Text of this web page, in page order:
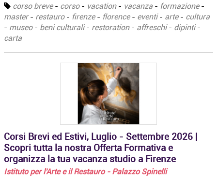
corso breve- corso- vacation- vacanza- formazione-
master- restauro- firenze- florence- eventi- arte- cultura
- museo- beni culturali- restoration- affreschi- dipinti-
carta
Corsi Brevi ed Estivi, Luglio - Settembre 2026 |
Scopri tutta la nostra Offerta Formativa e
organizza la tua vacanza studio a Firenze
Istituto per l'Arte e il Restauro - Palazzo Spinelli